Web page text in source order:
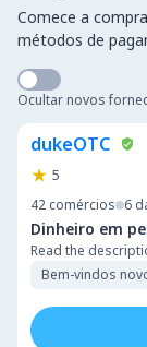
Comece a
métodos de
Ocultar novos
dukeOTC
5
42 comércios 6
Dinheiro em
Read the
Bem-vindos